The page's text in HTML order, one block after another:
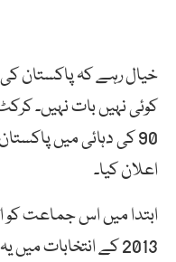
خیال رہے کہ پاکستان
کوئی نہیں بات نہیں۔
90 کی دہائی میں
اعلان کیا۔
ابتدا میں اس جماعت کو
2013 کے انتخابات